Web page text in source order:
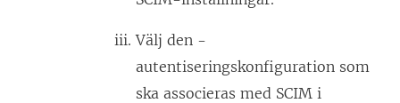
Välj den -
autentiseringskonfiguration som
ska associeras med SCIM i